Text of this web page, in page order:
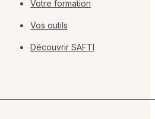
Votre formation
Vos outils
Découvrir SAFTI